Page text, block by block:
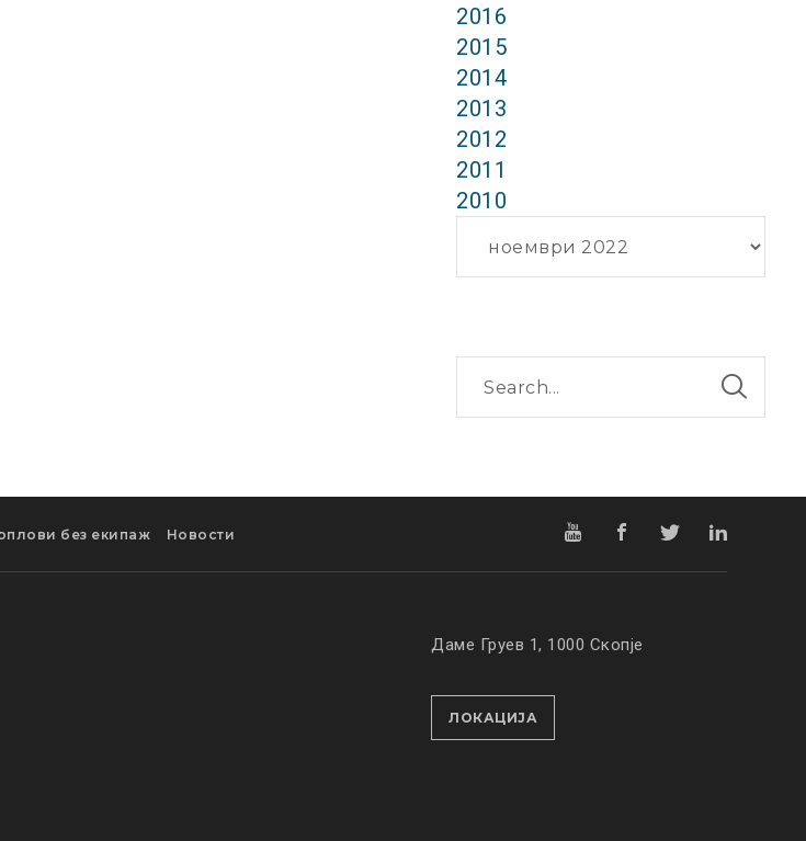
2016
2015
2014
2013
2012
2011
2010
без екипаж Новости
Даме Груев 1, 1000 Скопје
ЛОКАЦИЈА